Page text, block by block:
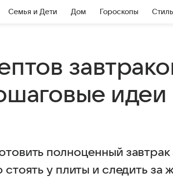
Семья и Дети Дом Гороскопы
идеи
полноценный завтрак
у плиты и следить за